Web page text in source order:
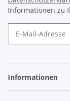
Informationen zu
Informationen